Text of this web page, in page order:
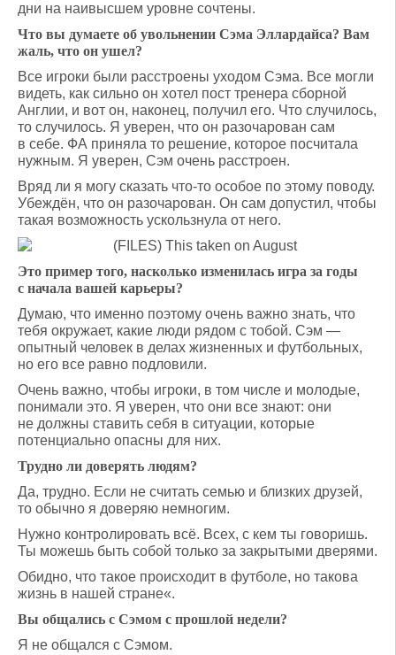
дни на наивысшем уровне сочтены.
Что вы думаете об увольнении Сэма Эллардайса? Вам
жаль, что он ушел?
Все игроки были расстроены уходом Сэма. Все могли
видеть, как сильно он хотел пост тренера сборной
Англии, и вот он, наконец, получил его. Что случилось,
то случилось. Я уверен, что он разочарован сам
в себе. ФА приняла то решение, которое посчитала
нужным. Я уверен, Сэм очень расстроен.
Вряд ли я могу сказать что-то особое по этому поводу.
Убеждён, что он разочарован. Он сам допустил, чтобы
такая возможность ускользнула от него.
Это пример того, насколько изменилась игра за годы
с начала вашей карьеры?
Думаю, что именно поэтому очень важно знать, что
тебя окружает, какие люди рядом с тобой. Сэм —
опытный человек в делах жизненных и футбольных,
но его все равно подловили.
Очень важно, чтобы игроки, в том числе и молодые,
понимали это. Я уверен, что они все знают: они
не должны ставить себя в ситуации, которые
потенциально опасны для них.
Трудно ли доверять людям?
Да, трудно. Если не считать семью и близких друзей,
то обычно я доверяю немногим.
Нужно контролировать всё. Всех, с кем ты говоришь.
Ты можешь быть собой только за закрытыми дверями.
Обидно, что такое происходит в футболе, но такова
жизнь в нашей стране«.
Вы общались с Сэмом с прошлой недели?
Я не общался с Сэмом.